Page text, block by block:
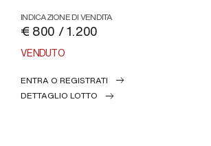
INDICAZIONE DI VENDITA
€ 800 / 1.200
VENDUTO
ENTRA O REGISTRATI
DETTAGLIO LOTTO